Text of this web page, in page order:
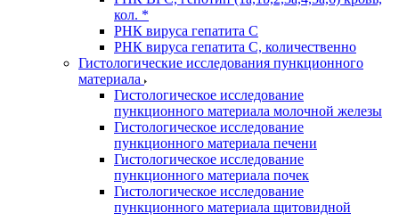
кол. *
РНК вируса гепатита C
РНК вируса гепатита C, количественно
Гистологические исследования пункционного
материала
Гистологическое исследование
пункционного материала молочной железы
Гистологическое исследование
пункционного материала печени
Гистологическое исследование
пункционного материала почек
Гистологическое исследование
пункционного материала щитовидной